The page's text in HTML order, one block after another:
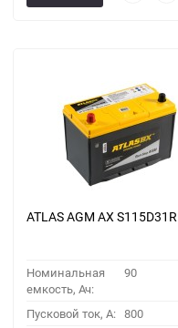
ATLAS AGM AX S115D31R
Номинальная
емкость, Ач:
90
Пусковой ток, A: 800